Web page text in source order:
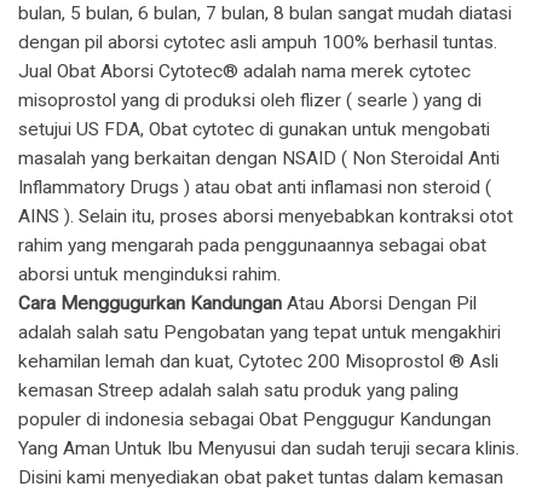
bulan, 5 bulan, 6 bulan, 7 bulan, 8 bulan sangat mudah diatasi
dengan pil aborsi cytotec asli ampuh 100% berhasil tuntas.
​Jual Obat Aborsi Cytotec® adalah nama merek cytotec
misoprostol yang di produksi oleh flizer ( searle ) yang di
setujui US FDA, Obat cytotec di gunakan untuk mengobati
masalah yang berkaitan dengan NSAID ( Non Steroidal Anti
Inflammatory Drugs ) atau obat anti inflamasi non steroid (
AINS ). Selain itu, proses aborsi menyebabkan kontraksi otot
rahim yang mengarah pada penggunaannya sebagai obat
aborsi untuk menginduksi rahim.
Cara Menggugurkan Kandungan Atau Aborsi Dengan Pil
adalah salah satu Pengobatan yang tepat untuk mengakhiri
kehamilan lemah dan kuat, Cytotec 200 Misoprostol ® Asli
kemasan Streep adalah salah satu produk yang paling
populer di indonesia sebagai Obat Penggugur Kandungan
Yang Aman Untuk Ibu Menyusui dan sudah teruji secara klinis.
Disini kami menyediakan obat paket tuntas dalam kemasan